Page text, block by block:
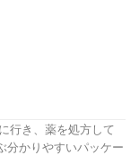
行き、薬を処方して
分かりやすいパッケー